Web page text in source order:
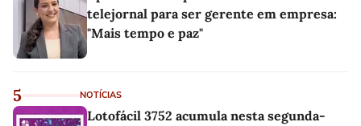
telejornal para ser gerente em empresa:
"Mais tempo e paz"
5 NOTÍCIAS
Lotofácil 3752 acumula nesta segunda-